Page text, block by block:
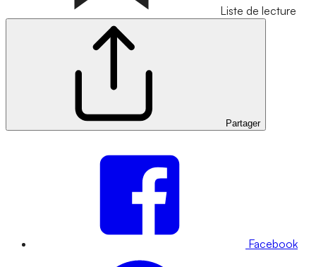
Liste de lecture
Partager
Facebook